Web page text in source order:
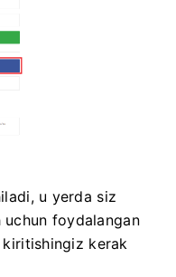
u yerda siz
foydalangan
kerak